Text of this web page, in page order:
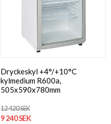
Dryckeskyl +4°/+10°C
kylmedium R600a,
505x590x780mm
12 420 SEK
9 240 SEK